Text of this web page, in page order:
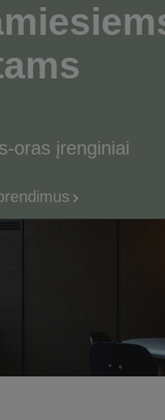
oras įrenginiai